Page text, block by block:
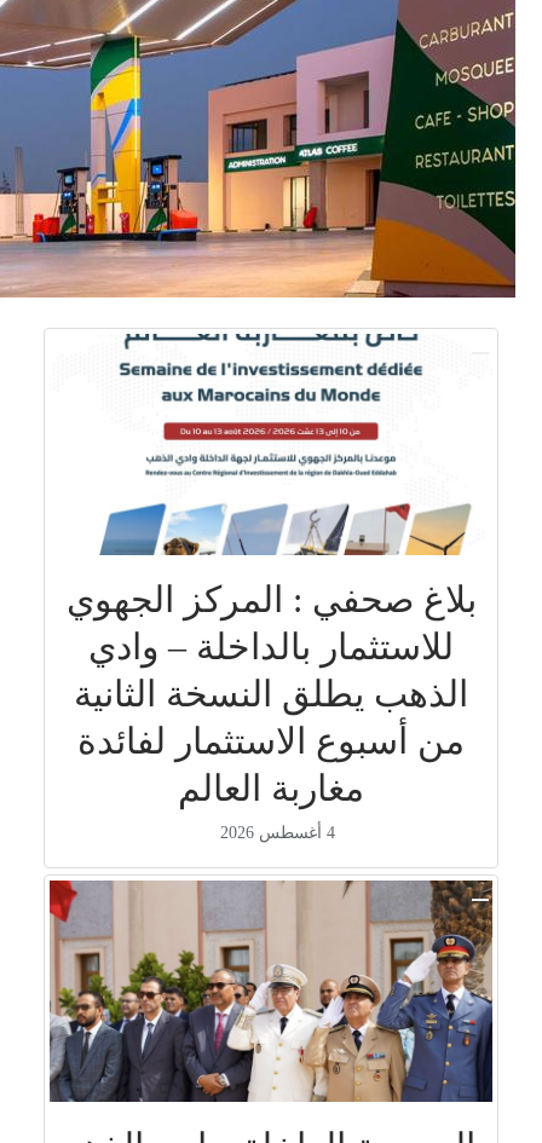
بلاغ صحفي : المركز الجهوي
للاستثمار بالداخلة – وادي
الذهب يطلق النسخة الثانية
من أسبوع الاستثمار لفائدة
مغاربة العالم
4 أغسطس 2026